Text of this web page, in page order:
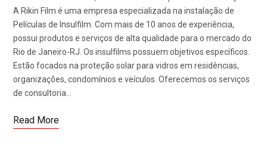
A Rikin Film é uma empresa especializada na instalação de
Películas de Insulfilm. Com mais de 10 anos de experiência,
possui produtos e serviços de alta qualidade para o mercado do
Rio de Janeiro-RJ. Os insulfilms possuem objetivos específicos.
Estão focados na proteção solar para vidros em residências,
organizações, condomínios e veículos. Oferecemos os serviços
de consultoria…
Read More